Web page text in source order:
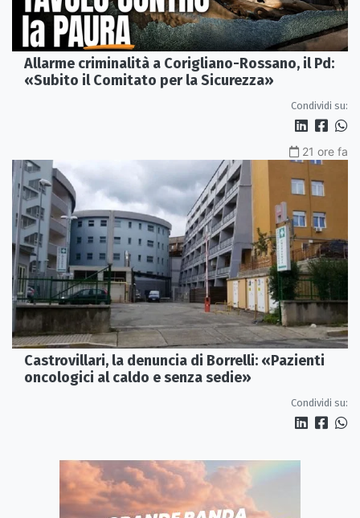
Allarme criminalità a Corigliano-Rossano, il Pd:
«Subito il Comitato per la Sicurezza»
Condividi su:
21 ore fa
Castrovillari, la denuncia di Borrelli: «Pazienti
oncologici al caldo e senza sedie»
Condividi su: